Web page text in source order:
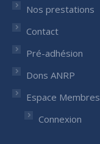
Nos prestations
Contact
Pré-adhésion
Dons ANRP
Espace Membres
Connexion